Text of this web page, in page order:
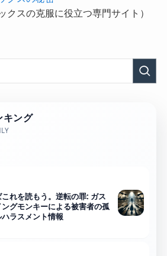
クスの克服に役立つ専門サイト）
ング
れを読もう。逆転の罪: ガス
グモンキーによる被害者の孤
ラスメント情報